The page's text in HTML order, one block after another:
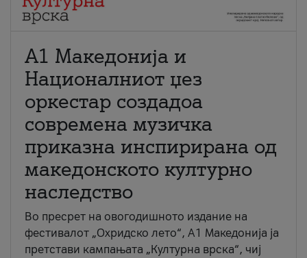
А1 Македонија и
Националниот џез
оркестар создадоа
современа музичка
приказна инспирирана од
македонското културно
наследство
Во пресрет на овогодишното издание на
фестивалот „Охридско лето“, А1 Македонија ја
претстави кампањата „Културна врска“, чиј